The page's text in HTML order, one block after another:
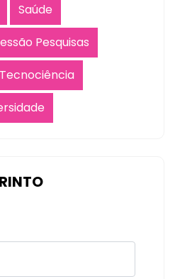
Saúde
Pesquisas
Tecnociência